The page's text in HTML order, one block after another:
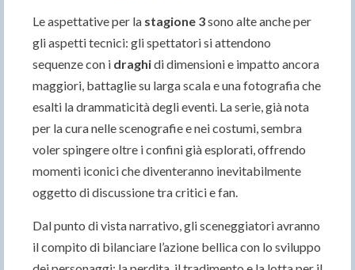
Le aspettative per la stagione 3sono alte anche per
gli aspetti tecnici: gli spettatori si attendono
sequenze con i draghidi dimensioni e impatto ancora
maggiori, battaglie su larga scala e una fotografia che
esalti la drammaticità degli eventi. La serie, già nota
per la cura nelle scenografie e nei costumi, sembra
voler spingere oltre i confini già esplorati, offrendo
momenti iconici che diventeranno inevitabilmente
oggetto di discussione tra critici e fan.
Dal punto di vista narrativo, gli sceneggiatori avranno
il compito di bilanciare l’azione bellica con lo sviluppo